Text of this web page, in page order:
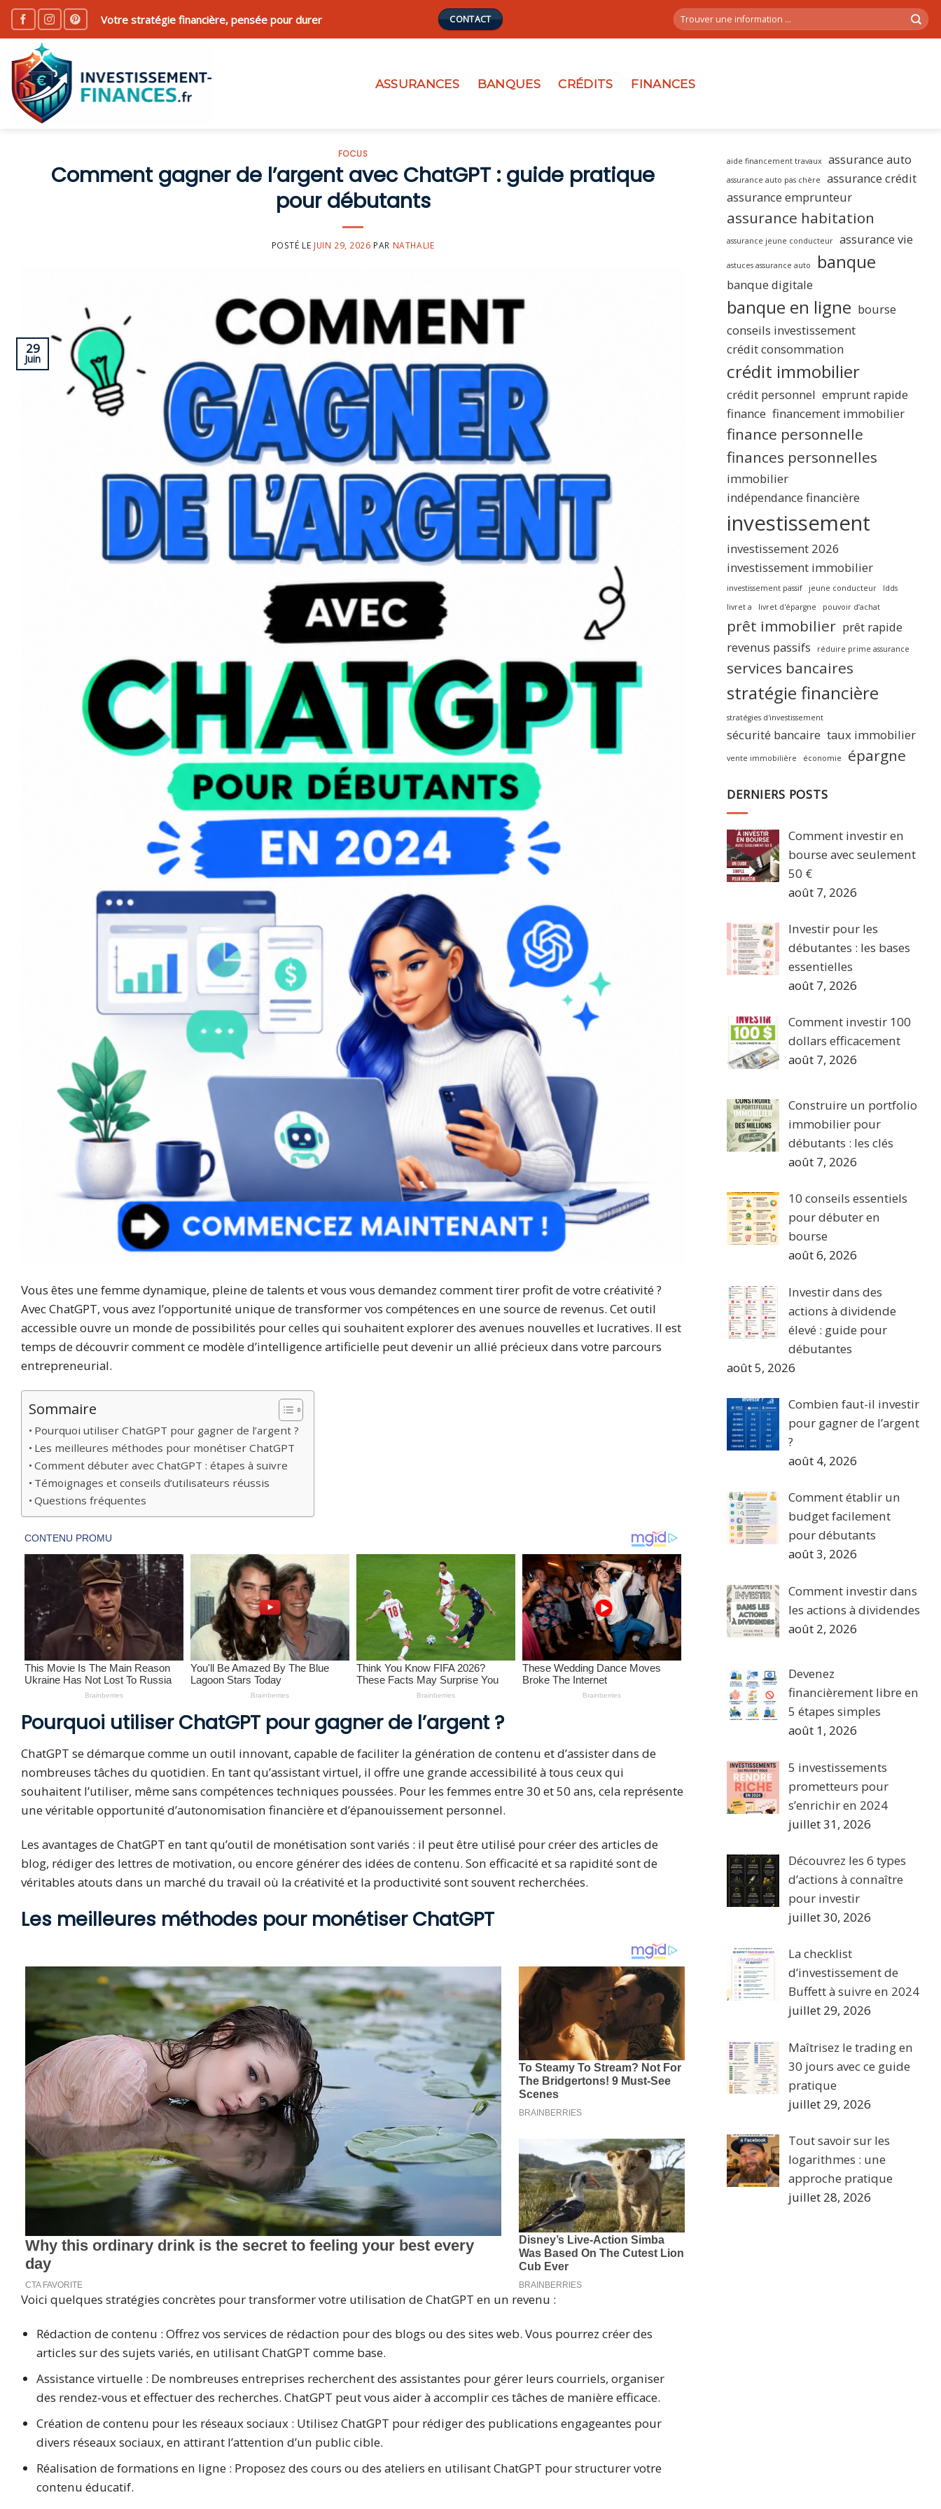
Skip
content
Votre stratégie financière, pensée pour durer CONTACT
ASSURANCES BANQUES CRÉDITS FINANCES
FOCUS
Comment gagner de l’argent avec ChatGPT : guide pratique
pour débutants
POSTÉ LE JUIN 29, 2026 PAR NATHALIE
29
Juin
Vous êtes une femme dynamique, pleine de talents et vous vous demandez comment tirer profit de votre créativité ?
Avec ChatGPT, vous avez l’opportunité unique de transformer vos compétences en une source de revenus. Cet outil
accessible ouvre un monde de possibilités pour celles qui souhaitent explorer des avenues nouvelles et lucratives. Il est
temps de découvrir comment ce modèle d’intelligence artificielle peut devenir un allié précieux dans votre parcours
entrepreneurial.
Sommaire
Pourquoi utiliser ChatGPT pour gagner de l’argent ?
Les meilleures méthodes pour monétiser ChatGPT
Comment débuter avec ChatGPT : étapes à suivre
Témoignages et conseils d’utilisateurs réussis
Questions fréquentes
Pourquoi utiliser ChatGPT pour gagner de l’argent ?
ChatGPT se démarque comme un outil innovant, capable de faciliter la génération de contenu et d’assister dans de
nombreuses tâches du quotidien. En tant qu’assistant virtuel, il offre une grande accessibilité à tous ceux qui
souhaitent l’utiliser, même sans compétences techniques poussées. Pour les femmes entre 30 et 50 ans, cela représente
une véritable opportunité d’autonomisation financière et d’épanouissement personnel.
Les avantages de ChatGPT en tant qu’outil de monétisation sont variés : il peut être utilisé pour créer des articles de
blog, rédiger des lettres de motivation, ou encore générer des idées de contenu. Son efficacité et sa rapidité sont de
véritables atouts dans un marché du travail où la créativité et la productivité sont souvent recherchées.
Les meilleures méthodes pour monétiser ChatGPT
Voici quelques stratégies concrètes pour transformer votre utilisation de ChatGPT en un revenu :
Rédaction de contenu : Offrez vos services de rédaction pour des blogs ou des sites web. Vous pourrez créer des
articles sur des sujets variés, en utilisant ChatGPT comme base.
Assistance virtuelle : De nombreuses entreprises recherchent des assistantes pour gérer leurs courriels, organiser
des rendez-vous et effectuer des recherches. ChatGPT peut vous aider à accomplir ces tâches de manière efficace.
Création de contenu pour les réseaux sociaux : Utilisez ChatGPT pour rédiger des publications engageantes pour
divers réseaux sociaux, en attirant l’attention d’un public cible.
Réalisation de formations en ligne : Proposez des cours ou des ateliers en utilisant ChatGPT pour structurer votre
contenu éducatif.
aide financement travaux assurance auto
assurance auto pas chère
assurance crédit
assurance emprunteur
assurance habitation
assurance jeune conducteur assurance vie
astuces assurance auto banque
banque digitale
banque en ligne bourse
conseils investissement
crédit consommation
crédit immobilier
crédit personnel emprunt rapide
finance financement immobilier
finance personnelle
finances personnelles
immobilier
indépendance financière
investissement
investissement 2026
investissement immobilier
investissement passif jeune conducteur
ldds
livret a
livret d'épargne pouvoir d’achat
prêt immobilier prêt rapide
revenus passifs
réduire prime assurance
services bancaires
stratégie financière
stratégies d'investissement
sécurité bancaire taux immobilier
vente immobilière économie épargne
DERNIERS POSTS
Comment investir en
bourse avec seulement
50 €
août 7, 2026
Investir pour les
débutantes : les bases
essentielles
août 7, 2026
Comment investir 100
dollars efficacement
août 7, 2026
Construire un portfolio
immobilier pour
débutants : les clés
août 7, 2026
10 conseils essentiels
pour débuter en
bourse
août 6, 2026
Investir dans des
actions à dividende
élevé : guide pour
débutantes
août 5, 2026
Combien faut-il investir
pour gagner de l’argent
?
août 4, 2026
Comment établir un
budget facilement
pour débutants
août 3, 2026
Comment investir dans
les actions à dividendes
août 2, 2026
Devenez
financièrement libre en
5 étapes simples
août 1, 2026
5 investissements
prometteurs pour
s’enrichir en 2024
juillet 31, 2026
Découvrez les 6 types
d’actions à connaître
pour investir
juillet 30, 2026
La checklist
d’investissement de
Buffett à suivre en 2024
juillet 29, 2026
Maîtrisez le trading en
30 jours avec ce guide
pratique
juillet 29, 2026
Tout savoir sur les
logarithmes : une
approche pratique
juillet 28, 2026